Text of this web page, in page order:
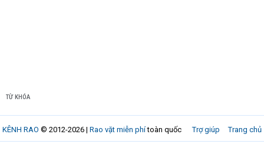
TỪ KHÓA
Trợ giúp Trang chủ
KÊNH RAO © 2012-2026 | Rao vặt miễn phítoàn quốc